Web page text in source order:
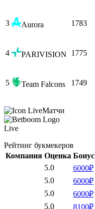
3 Aurora 1783
4 PARIVISION 1775
5 Team Falcons 1749
Матчи
Live
Рейтинг букмекеров
Компания Оценка Бонус
5.0
6000₽
5.0
6000₽
5.0
6000₽
5.0
8100₽